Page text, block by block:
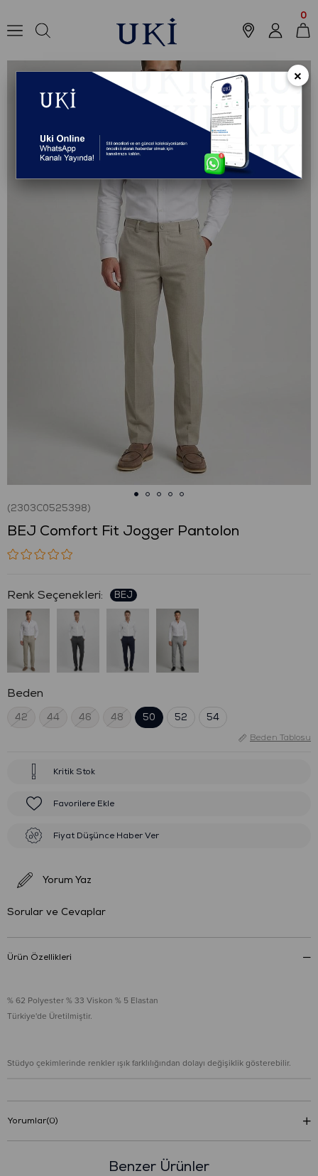
0
BEJ Comfort Fit
(2303C0525398)
BEJ Comfort Fit Jogger Pantolon
:
Beden
42 44 46 48 50 52 54
Beden Tablosu
Kritik Stok
Favorilere Ekle
Fiyat Düşünce Haber Ver
Yorum Yaz
Sorular ve Cevaplar
Ürün Özellikleri
% 62 Polyester % 33 Viskon % 5 Elastan
Türkiye'de Üretilmiştir.
Stüdyo çekimlerinde renkler ışık farklılığından dolayı değişiklik gösterebilir.
Yorumlar(0)
Benzer Ürünler
×